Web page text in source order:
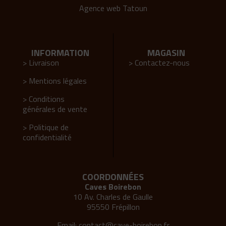
Agence web Tatoun
INFORMATION
> Livraison
> Mentions légales
> Conditions
générales de vente
> Politique de
confidentialité
MAGASIN
> Contactez-nous
COORDONNÉES
Caves Boirebon
10 Av. Charles de Gaulle
95550 Frépillon